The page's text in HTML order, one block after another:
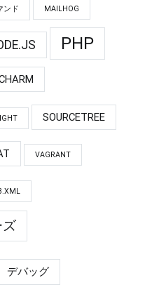
ンド MAILHOG
PHP
SOURCETREE
VAGRANT
ズ
デバッグ